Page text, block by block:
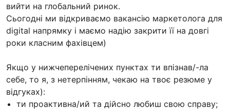
вийти на глобальний ринок.
Сьогодні ми відкриваємо вакансію маркетолога для
digital напрямку і маємо надію закрити її на довгі
роки класним фахівцем)
Якщо у нижчеперелічених пунктах ти впізнав/-ла
себе, то я, з нетерпінням, чекаю на твоє резюме у
відгуках):
ти проактивна/ий та дійсно любиш свою справу;